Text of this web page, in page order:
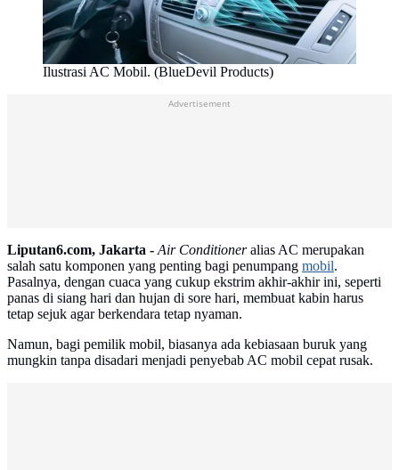
Ilustrasi AC Mobil. (BlueDevil Products)
Advertisement
Liputan6.com, Jakarta - Air Conditioneralias AC merupakan
salah satu komponen yang penting bagi penumpang mobil.
Pasalnya, dengan cuaca yang cukup ekstrim akhir-akhir ini, seperti
panas di siang hari dan hujan di sore hari, membuat kabin harus
tetap sejuk agar berkendara tetap nyaman.
Namun, bagi pemilik mobil, biasanya ada kebiasaan buruk yang
mungkin tanpa disadari menjadi penyebab AC mobil cepat rusak.